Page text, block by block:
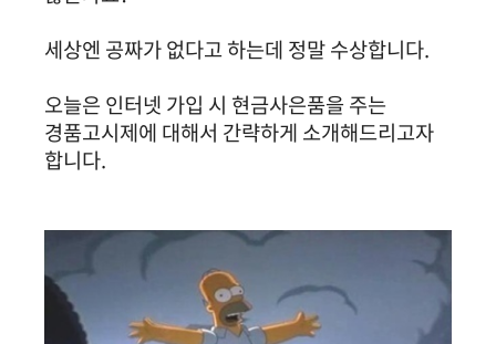
세상엔 공짜가 없다고 하는데 정말 수상합니다.
오늘은 인터넷 가입 시 현금사은품을 주는
경품고시제에 대해서 간략하게 소개해드리고자
합니다.